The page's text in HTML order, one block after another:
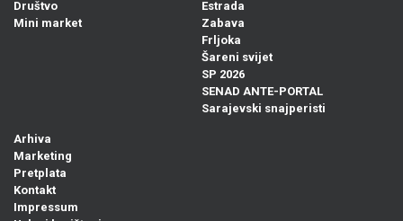
Društvo
Mini market
Estrada
Zabava
Frljoka
Šareni svijet
SP 2026
SENAD ANTE-PORTAL
Sarajevski snajperisti
Arhiva
Marketing
Pretplata
Kontakt
Impressum